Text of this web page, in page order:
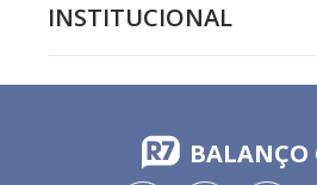
INSTITUCIONAL
BALANÇO